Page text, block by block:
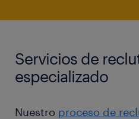
Servicios de
especializado
Nuestro proceso de